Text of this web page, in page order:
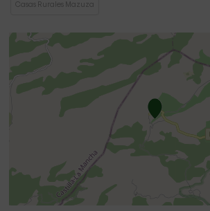
Casas Rurales Mazuza